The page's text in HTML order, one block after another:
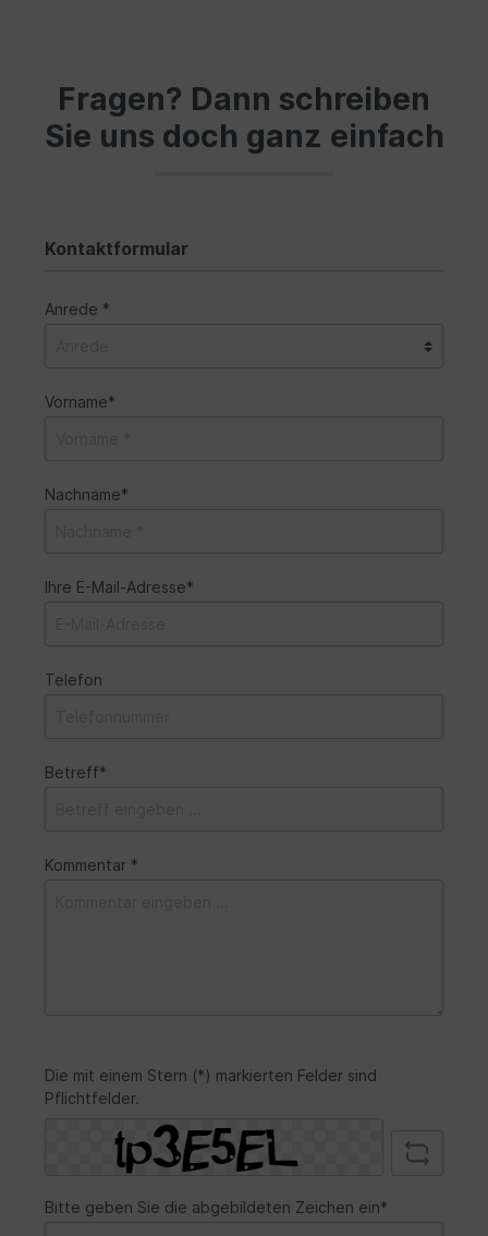
Fragen? Dann schreiben
Sie uns doch ganz einfach
Kontaktformular
Anrede *
Vorname*
Nachname*
Ihre E-Mail-Adresse*
Telefon
Betreff*
Kommentar *
Die mit einem Stern (*) markierten Felder sind
Pflichtfelder.
Bitte geben Sie die abgebildeten Zeichen ein*